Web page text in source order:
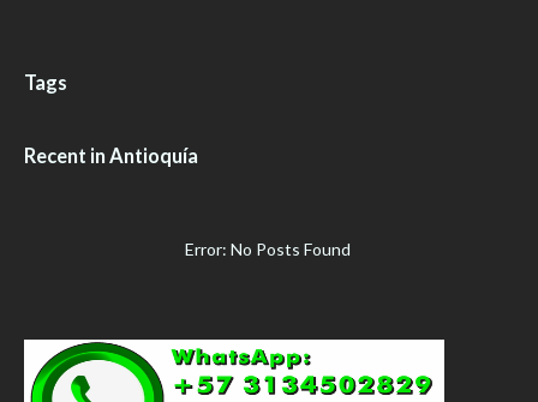
Tags
Recent in Antioquía
Error: No Posts Found